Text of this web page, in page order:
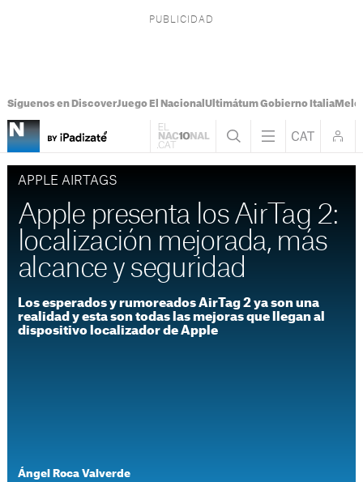
Síguenos en DiscoverJuego El Nacional Ultimátum Gobierno Italia
APPLE AIRTAGS
Apple presenta los AirTag 2:
localización mejorada, más
alcance y seguridad
Los esperados y rumoreados AirTag 2 ya son una
realidad y esta son todas las mejoras que llegan al
dispositivo localizador de Apple
Ángel Roca Valverde